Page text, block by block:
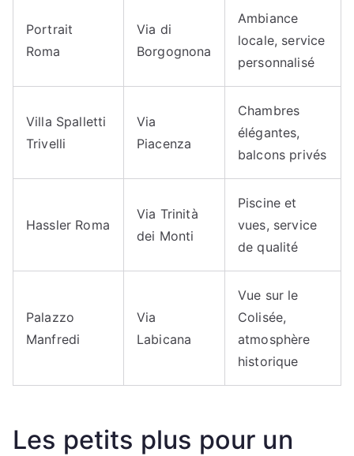
Portrait
Roma
Via di
Borgognona
Ambiance
locale, service
personnalisé
Villa Spalletti
Trivelli
Via
Piacenza
Chambres
élégantes,
balcons privés
Hassler Roma
Via Trinità
dei Monti
Piscine et
vues, service
de qualité
Palazzo
Manfredi
Via
Labicana
Vue sur le
Colisée,
atmosphère
historique
Les petits plus pour un